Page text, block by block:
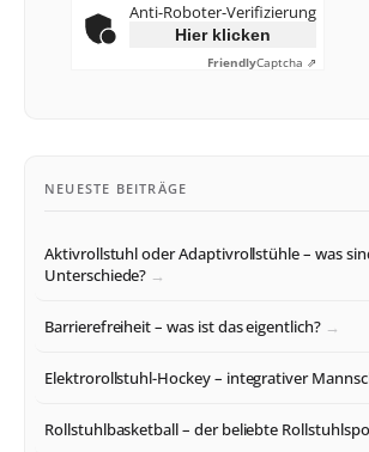
Anti-Roboter-Verifizierung
Hier klicken
FriendlyCaptcha ⇗
NEUESTE BEITRÄGE
Aktivrollstuhl oder Adaptivrollstühle – was
Unterschiede?
Barrierefreiheit – was ist das eigentlich?
Elektrorollstuhl-Hockey – integrativer
Rollstuhlbasketball – der beliebte